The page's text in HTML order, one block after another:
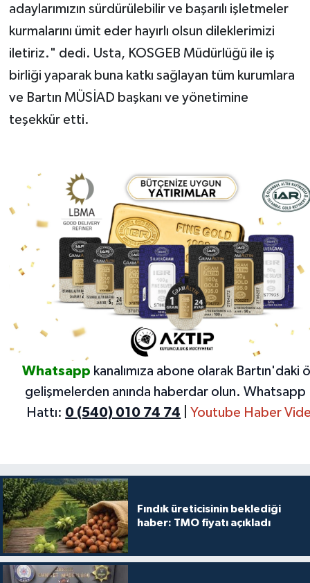
adaylarımızın sürdürülebilir ve başarılı işletmeler
kurmalarını ümit eder hayırlı olsun dileklerimizi
iletiriz." dedi. Usta, KOSGEB Müdürlüğü ile iş
birliği yaparak buna katkı sağlayan tüm kurumlara
ve Bartın MÜSİAD başkanı ve yönetimine
teşekkür etti.
Whatsapp kanalımıza abone olarak Bartın'daki
gelişmelerden anında haberdar olun. Whatsapp
Hattı: 0 (540) 010 74 74 Youtube Haber
Fındık üreticisinin beklediği
haber: TMO fiyatı açıkladı